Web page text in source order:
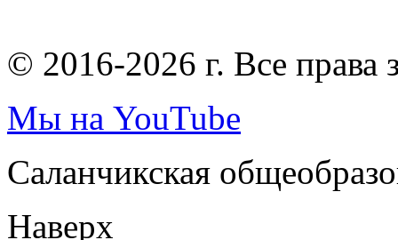
© 2016-2026 г. Все
Мы на YouTube
Саланчикская
Наверх